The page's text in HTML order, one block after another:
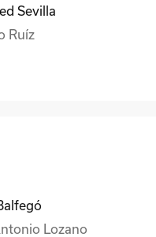
Sevilla
Ruíz
Lozano